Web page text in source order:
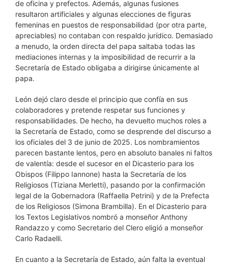
de oficina y prefectos. Además, algunas fusiones
resultaron artificiales y algunas elecciones de figuras
femeninas en puestos de responsabilidad (por otra parte,
apreciables) no contaban con respaldo jurídico. Demasiado
a menudo, la orden directa del papa saltaba todas las
mediaciones internas y la imposibilidad de recurrir a la
Secretaría de Estado obligaba a dirigirse únicamente al
papa.
León dejó claro desde el principio que confía en sus
colaboradores y pretende respetar sus funciones y
responsabilidades. De hecho, ha devuelto muchos roles a
la Secretaría de Estado, como se desprende del discurso a
los oficiales del 3 de junio de 2025. Los nombramientos
parecen bastante lentos, pero en absoluto banales ni faltos
de valentía: desde el sucesor en el Dicasterio para los
Obispos (Filippo Iannone) hasta la Secretaría de los
Religiosos (Tiziana Merletti), pasando por la confirmación
legal de la Gobernadora (Raffaella Petrini) y de la Prefecta
de los Religiosos (Simona Brambilla). En el Dicasterio para
los Textos Legislativos nombró a monseñor Anthony
Randazzo y como Secretario del Clero eligió a monseñor
Carlo Radaelli.
En cuanto a la Secretaría de Estado, aún falta la eventual